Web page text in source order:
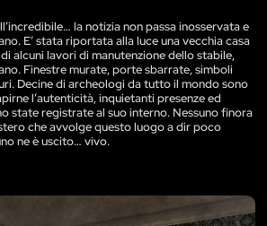
la notizia non passa inosservata e
E’ stata riportata alla luce una vecchia casa
alcuni lavori di manutenzione dello stabile,
Finestre murate, porte sbarrate, simboli
Decine di archeologi da tutto il mondo sono
l’autenticità, inquietanti presenze ed
state registrate al suo interno. Nessuno finora
che avvolge questo luogo a dir poco
ne è uscito… vivo.